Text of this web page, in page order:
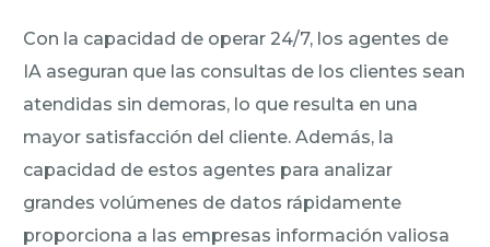
Con la capacidad de operar 24/7, los agentes de
IA aseguran que las consultas de los clientes sean
atendidas sin demoras, lo que resulta en una
mayor satisfacción del cliente. Además, la
capacidad de estos agentes para analizar
grandes volúmenes de datos rápidamente
proporciona a las empresas información valiosa